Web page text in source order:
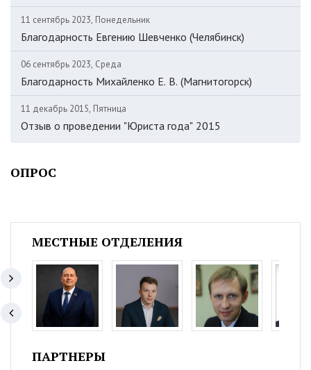
11 сентябрь 2023, Понедельник
Благодарность Евгению Шевченко (Челябинск)
06 сентябрь 2023, Среда
Благодарность Михайленко Е. В. (Магнитогорск)
11 декабрь 2015, Пятница
Отзыв о проведении "Юриста года" 2015
ОПРОС
МЕСТНЫЕ ОТДЕЛЕНИЯ
ПАРТНЕРЫ